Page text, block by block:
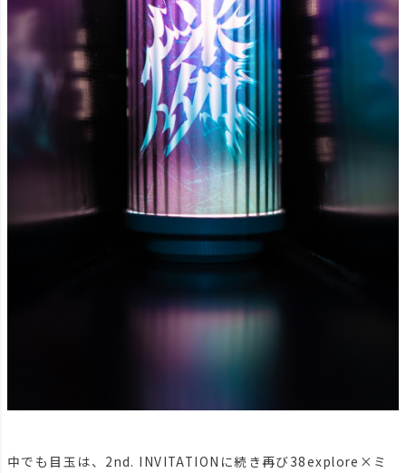
中でも目玉は、2nd. INVITATIONに続き再び38explore×ミ